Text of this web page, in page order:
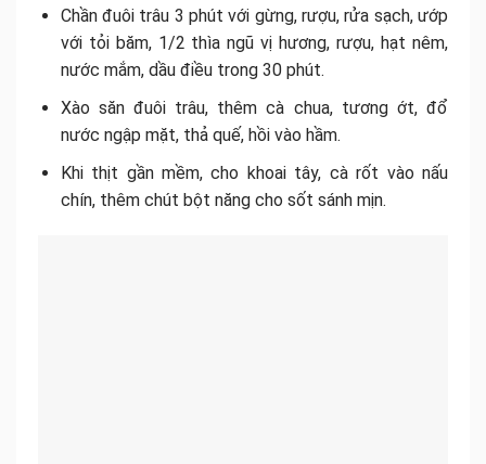
Chần đuôi trâu 3 phút với gừng, rượu, rửa sạch, ướp
với tỏi băm, 1/2 thìa ngũ vị hương, rượu, hạt nêm,
nước mắm, dầu điều trong 30 phút.
Xào săn đuôi trâu, thêm cà chua, tương ớt, đổ
nước ngập mặt, thả quế, hồi vào hầm.
Khi thịt gần mềm, cho khoai tây, cà rốt vào nấu
chín, thêm chút bột năng cho sốt sánh mịn.